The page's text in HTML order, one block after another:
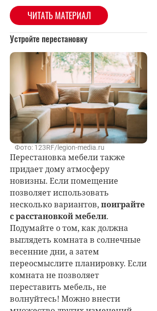
ЧИТАТЬ МАТЕРИАЛ
Устройте перестановку
Фото: 123RF/legion-media.ru
Перестановка мебели также
придает дому атмосферу
новизны. Если помещение
позволяет использовать
несколько вариантов, поиграйте
с расстановкой мебели.
Подумайте о том, как должна
выглядеть комната в солнечные
весенние дни, а затем
переосмыслите планировку. Если
комната не позволяет
переставить мебель, не
волнуйтесь! Можно внести